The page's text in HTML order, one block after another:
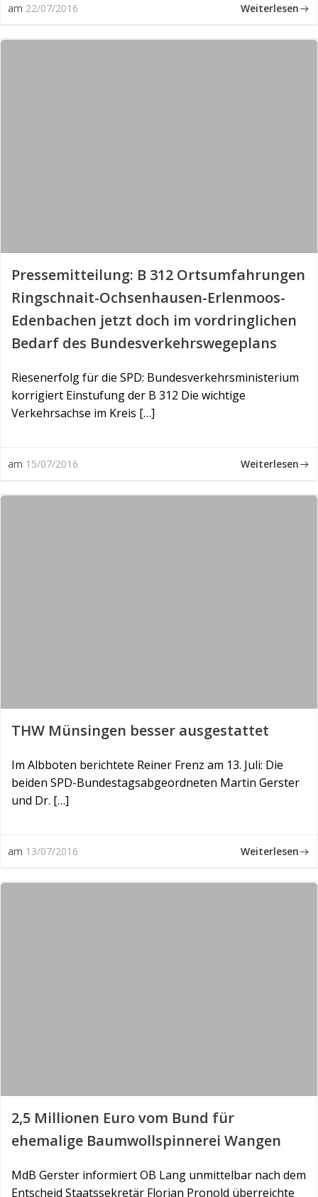
am 22/07/2016 Weiterlesen
Pressemitteilung: B 312 Ortsumfahrungen
Ringschnait-Ochsenhausen-Erlenmoos-
Edenbachen jetzt doch im vordringlichen
Bedarf des Bundesverkehrswegeplans
Riesenerfolg für die SPD: Bundesverkehrsministerium
korrigiert Einstufung der B 312 Die wichtige
Verkehrsachse im Kreis […]
am 15/07/2016 Weiterlesen
THW Münsingen besser ausgestattet
Im Albboten berichtete Reiner Frenz am 13. Juli: Die
beiden SPD-Bundestagsabgeordneten Martin Gerster
und Dr. […]
am 13/07/2016 Weiterlesen
2,5 Millionen Euro vom Bund für
ehemalige Baumwollspinnerei Wangen
MdB Gerster informiert OB Lang unmittelbar nach dem
Entscheid Staatssekretär Florian Pronold überreichte